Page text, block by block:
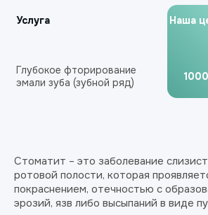
Услуга Наша
Глубокое фторирование
эмали зуба (зубной ряд)
1000
Стоматит – это заболевание
ротовой полости, которая
покраснением, отечностью с
эрозий, язв либо высыпаний в виде